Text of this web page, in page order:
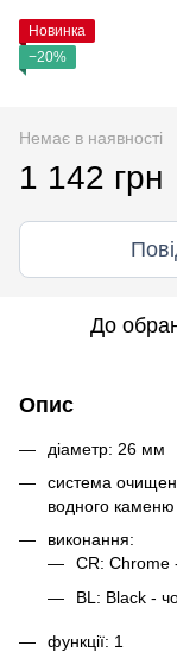
Новинка
−20%
Немає в наявності
1 142 грн
До
Опис
діаметр: 26 мм
система
водного каменю
виконання:
CR: Chrome
BL: Black -
функції: 1